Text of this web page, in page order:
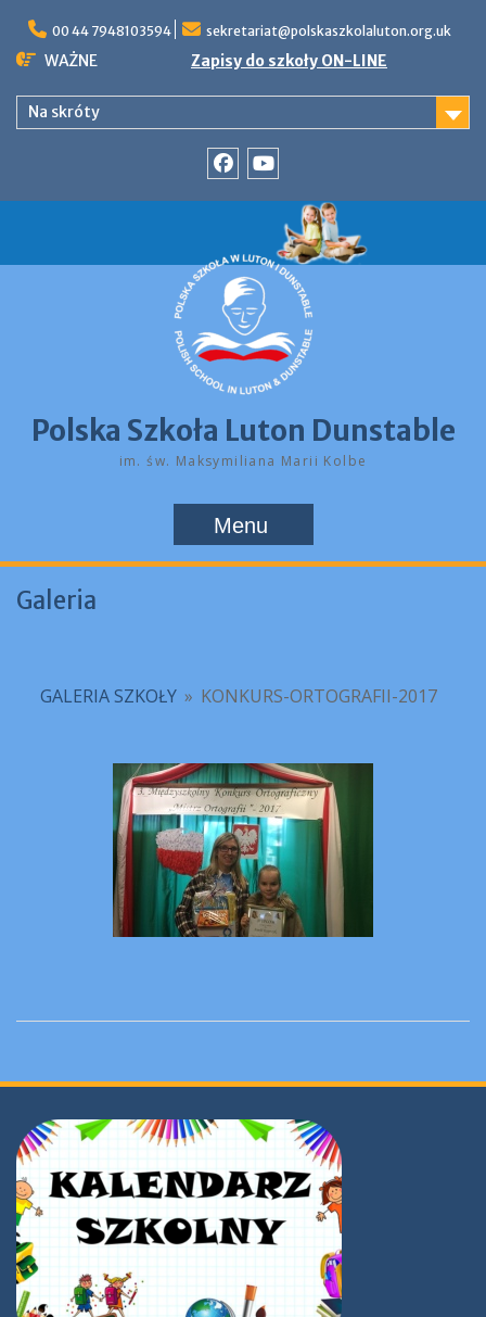
content
00 44 7948103594 sekretariat@polskaszkolaluton.org.uk
WAŻNE Zapisy do szkoły ON-LINE
Na skróty
Polska Szkoła Luton Dunstable
im. św. Maksymiliana Marii Kolbe
Menu
Galeria
GALERIA SZKOŁY » KONKURS-ORTOGRAFII-2017